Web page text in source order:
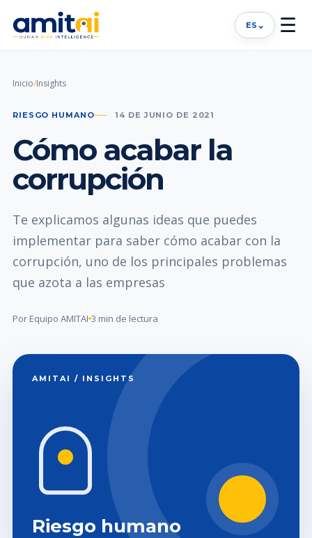
ES ⌄ ☰
Inicio/Insights
RIESGO HUMANO 14 DE JUNIO DE 2021
Cómo acabar la
corrupción
Te explicamos algunas ideas que puedes
implementar para saber cómo acabar con la
corrupción, uno de los principales problemas
que azota a las empresas
Por Equipo AMITAI 3 min de lectura
AMITAI / INSIGHTS
Riesgo humano